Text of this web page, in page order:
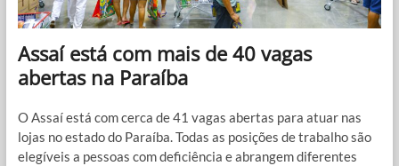
Assaí está com mais de 40 vagas
abertas na Paraíba
O Assaí está com cerca de 41 vagas abertas para atuar nas
lojas no estado do Paraíba. Todas as posições de trabalho são
elegíveis a pessoas com deficiência e abrangem diferentes